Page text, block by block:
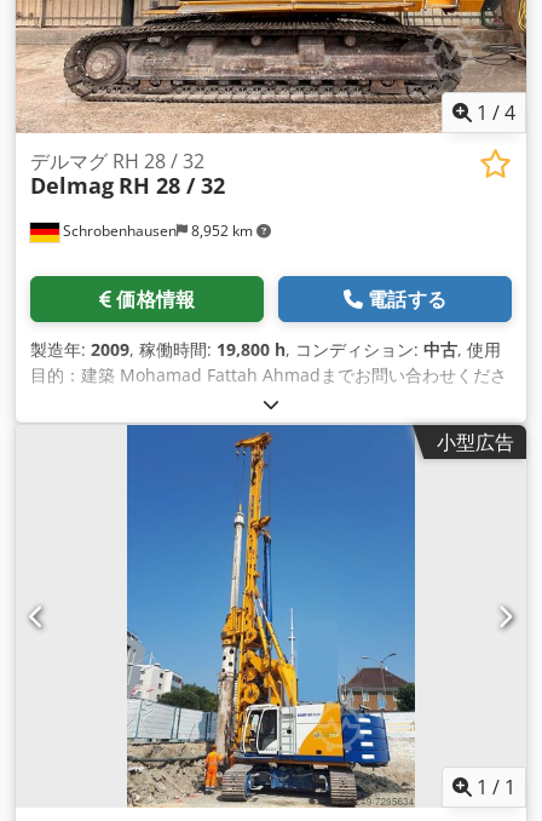
1 /4
Schrobenhausen 8,952 km
デルマグ RH 28 / 32
Delmag RH 28 / 32
価格情報 電話する
製造年: 2009, 稼働時間: 19,800 h, コンディション: 中古, 使用
目的：建築 Mohamad Fattah Ahmadまでお問い合わせくださ
い。 エンジン CAT C9 / 261 kW キャリア セネボーゲン SR 48
BT 牽引式送りウインチ 420kN 牽引式メインウインチ 250kN
牽引力補助ウインチ 75kN Dsdpfeh Tyz Rox Af Ujck 動作重量
90t 輸送重量 76.5 t ドリルドライブ BT 320 (320 kNm) ケリー
小型広告
1 / 1